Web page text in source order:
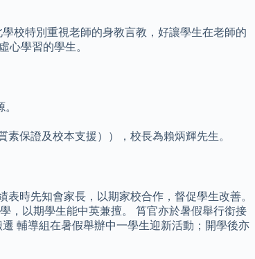
校特別重視老師的身教言教，好讓學生在老師的
心學習的學生。
保證及校本支援）），校長為賴炳輝先生。
時先知會家長，以期家校合作，督促學生改善。
，以期學生能中英兼擅。 筲官亦於暑假舉行銜接
輔導組在暑假舉辦中一學生迎新活動；開學後亦